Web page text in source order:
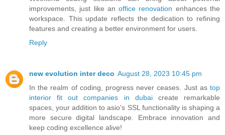
improvements, just like anoffice renovation enhances the
workspace. This update reflects the dedication to refining
features and creating a better environment for users.
Reply
new evolution inter deco August 28, 2023 10:45 pm
In the realm of coding, progress never ceases. Just as top
interior fit out companies in dubaicreate remarkable
spaces, your addition to asio's SSL functionality is shaping a
more secure digital landscape. Embrace innovation and
keep coding excellence alive!